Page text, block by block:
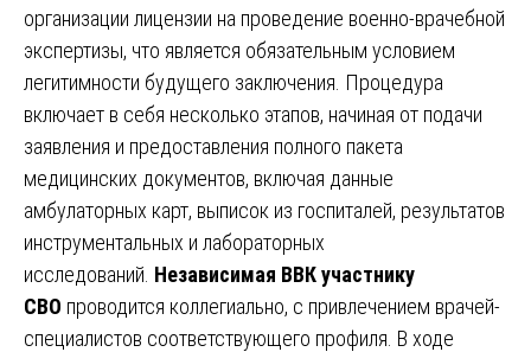
организации лицензии на проведение военно-врачебной
экспертизы, что является обязательным условием
легитимности будущего заключения. Процедура
включает в себя несколько этапов, начиная от подачи
заявления и предоставления полного пакета
медицинских документов, включая данные
амбулаторных карт, выписок из госпиталей, результатов
инструментальных и лабораторных
исследований. Независимая ВВК участнику
СВО проводится коллегиально, с привлечением врачей-
специалистов соответствующего профиля. В ходе